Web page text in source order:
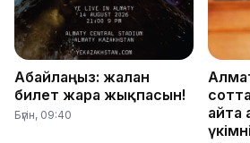
Абайлаңыз: жалған
билет жарға жықпасын!
Бүгін, 09:40
айта